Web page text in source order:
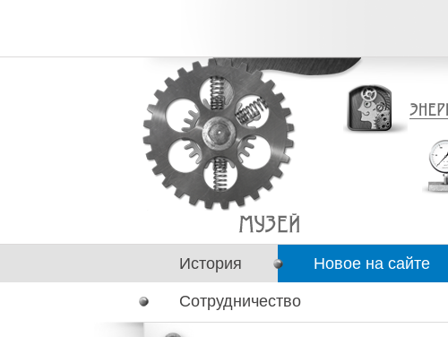
История Новое на сайте
Сотрудничество